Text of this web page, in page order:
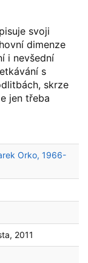
svoji
dimenze
i nevšední
s
skrze
jen třeba
Orko, 1966-
2011